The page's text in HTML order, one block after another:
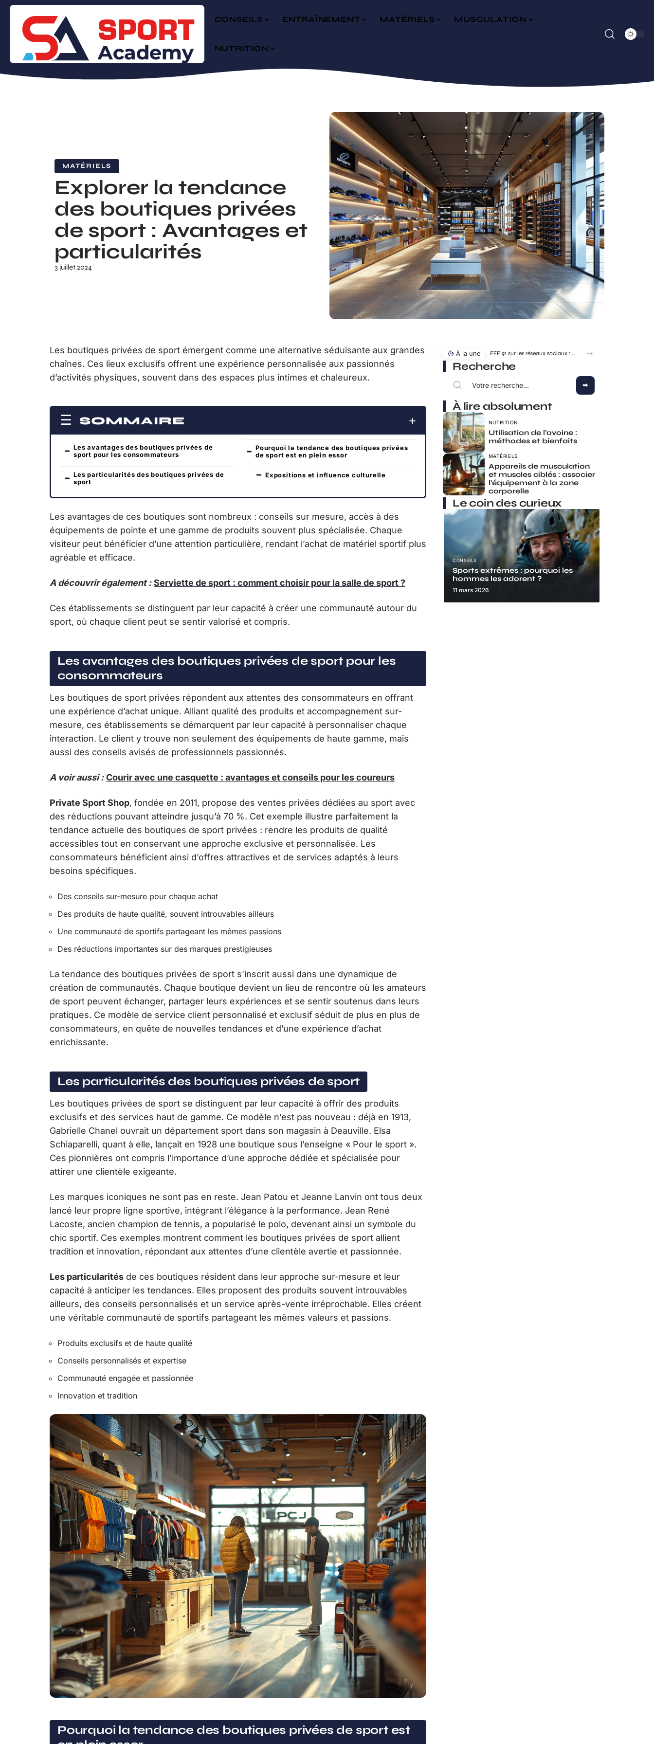
CONSEILS ENTRAÎNEMENT MATÉRIELS MUSCULATION
NUTRITION
MATÉRIELS
Explorer la tendance
des boutiques privées
de sport : Avantages et
particularités
3 juillet 2024
Les boutiques privées de sport émergent comme une alternative séduisante aux grandes
chaînes. Ces lieux exclusifs offrent une expérience personnalisée aux passionnés
d’activités physiques, souvent dans des espaces plus intimes et chaleureux.
SOMMAIRE
Les avantages des boutiques privées de
sport pour les consommateurs
Les particularités des boutiques privées de
sport
Pourquoi la tendance des boutiques privées
de sport est en plein essor
Expositions et influence culturelle
Les avantages de ces boutiques sont nombreux : conseils sur mesure, accès à des
équipements de pointe et une gamme de produits souvent plus spécialisée. Chaque
visiteur peut bénéficier d’une attention particulière, rendant l’achat de matériel sportif plus
agréable et efficace.
A découvrir également : Serviette de sport : comment choisir pour la salle de sport ?
Ces établissements se distinguent par leur capacité à créer une communauté autour du
sport, où chaque client peut se sentir valorisé et compris.
Les avantages des boutiques privées de sport pour les
consommateurs
Les boutiques de sport privées répondent aux attentes des consommateurs en offrant
une expérience d’achat unique. Alliant qualité des produits et accompagnement sur-
mesure, ces établissements se démarquent par leur capacité à personnaliser chaque
interaction. Le client y trouve non seulement des équipements de haute gamme, mais
aussi des conseils avisés de professionnels passionnés.
A voir aussi : Courir avec une casquette : avantages et conseils pour les coureurs
Private Sport Shop, fondée en 2011, propose des ventes privées dédiées au sport avec
des réductions pouvant atteindre jusqu’à 70 %. Cet exemple illustre parfaitement la
tendance actuelle des boutiques de sport privées : rendre les produits de qualité
accessibles tout en conservant une approche exclusive et personnalisée. Les
consommateurs bénéficient ainsi d’offres attractives et de services adaptés à leurs
besoins spécifiques.
Des conseils sur-mesure pour chaque achat
Des produits de haute qualité, souvent introuvables ailleurs
Une communauté de sportifs partageant les mêmes passions
Des réductions importantes sur des marques prestigieuses
La tendance des boutiques privées de sport s’inscrit aussi dans une dynamique de
création de communautés. Chaque boutique devient un lieu de rencontre où les amateurs
de sport peuvent échanger, partager leurs expériences et se sentir soutenus dans leurs
pratiques. Ce modèle de service client personnalisé et exclusif séduit de plus en plus de
consommateurs, en quête de nouvelles tendances et d’une expérience d’achat
enrichissante.
Les particularités des boutiques privées de sport
Les boutiques privées de sport se distinguent par leur capacité à offrir des produits
exclusifs et des services haut de gamme. Ce modèle n’est pas nouveau : déjà en 1913,
Gabrielle Chanel ouvrait un département sport dans son magasin à Deauville. Elsa
Schiaparelli, quant à elle, lançait en 1928 une boutique sous l’enseigne « Pour le sport ».
Ces pionnières ont compris l’importance d’une approche dédiée et spécialisée pour
attirer une clientèle exigeante.
Les marques iconiques ne sont pas en reste. Jean Patou et Jeanne Lanvin ont tous deux
lancé leur propre ligne sportive, intégrant l’élégance à la performance. Jean René
Lacoste, ancien champion de tennis, a popularisé le polo, devenant ainsi un symbole du
chic sportif. Ces exemples montrent comment les boutiques privées de sport allient
tradition et innovation, répondant aux attentes d’une clientèle avertie et passionnée.
Les particularités de ces boutiques résident dans leur approche sur-mesure et leur
capacité à anticiper les tendances. Elles proposent des produits souvent introuvables
ailleurs, des conseils personnalisés et un service après-vente irréprochable. Elles créent
une véritable communauté de sportifs partageant les mêmes valeurs et passions.
Produits exclusifs et de haute qualité
Conseils personnalisés et expertise
Communauté engagée et passionnée
Innovation et tradition
Pourquoi la tendance des boutiques privées de sport est
À la une
Recherche
À lire absolument
NUTRITION
Utilisation de l’avoine :
méthodes et bienfaits
MATÉRIELS
Appareils de musculation
et muscles ciblés : associer
l’équipement à la zone
corporelle
Le coin des curieux
CONSEILS
Sports extrêmes : pourquoi les
hommes les adorent ?
11 mars 2026